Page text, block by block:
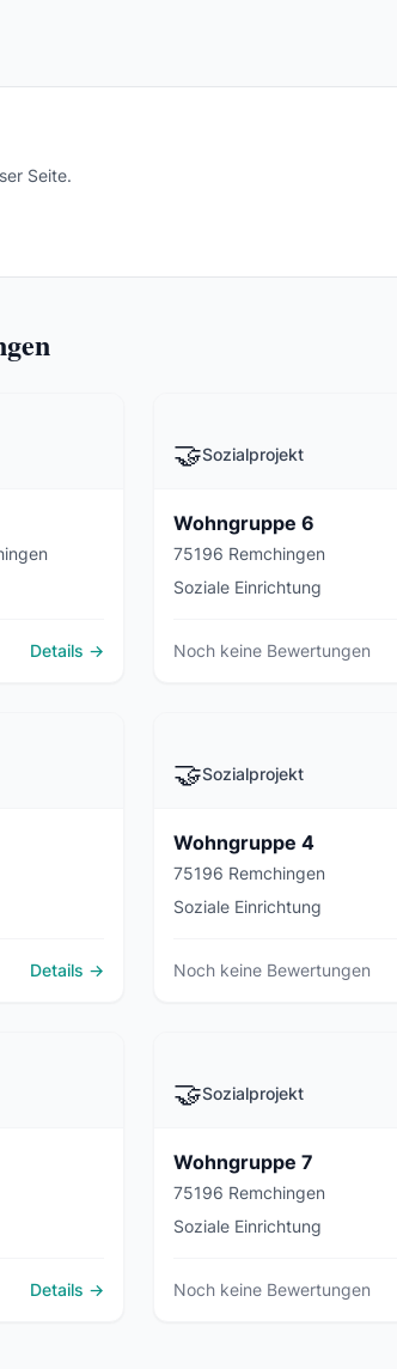
Seite.
Details →
🤝Sozialprojekt
Wohngruppe 6
75196 Remchingen
Soziale Einrichtung
Noch keine Bewertungen
Details →
🤝Sozialprojekt
Wohngruppe 4
75196 Remchingen
Soziale Einrichtung
Noch keine Bewertungen
Details →
🤝Sozialprojekt
Wohngruppe 7
75196 Remchingen
Soziale Einrichtung
Noch keine Bewertungen